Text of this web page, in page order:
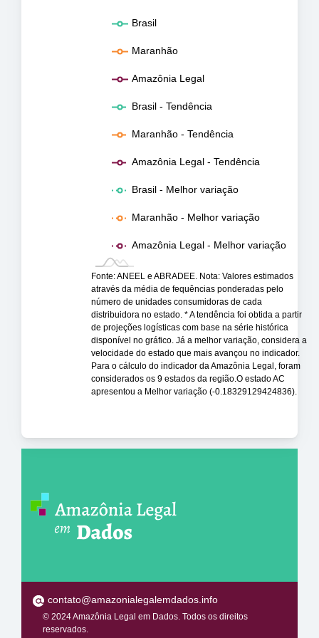
Brasil
Maranhão
Amazônia Legal
Brasil - Tendência
Maranhão - Tendência
Amazônia Legal - Tendência
Brasil - Melhor variação
Maranhão - Melhor variação
Amazônia Legal - Melhor variação
Fonte: ANEEL e ABRADEE. Nota: Valores estimados
através da média de fequências ponderadas pelo
número de unidades consumidoras de cada
distribuidora no estado. * A tendência foi obtida a partir
de projeções logísticas com base na série histórica
disponível no gráfico. Já a melhor variação, considera a
velocidade do estado que mais avançou no indicador.
Para o cálculo do indicador da Amazônia Legal, foram
considerados os 9 estados da região.O estado AC
apresentou a Melhor variação (-0.18329129424836).
contato@amazonialegalemdados.info
© 2024 Amazônia Legal em Dados. Todos os direitos
reservados.